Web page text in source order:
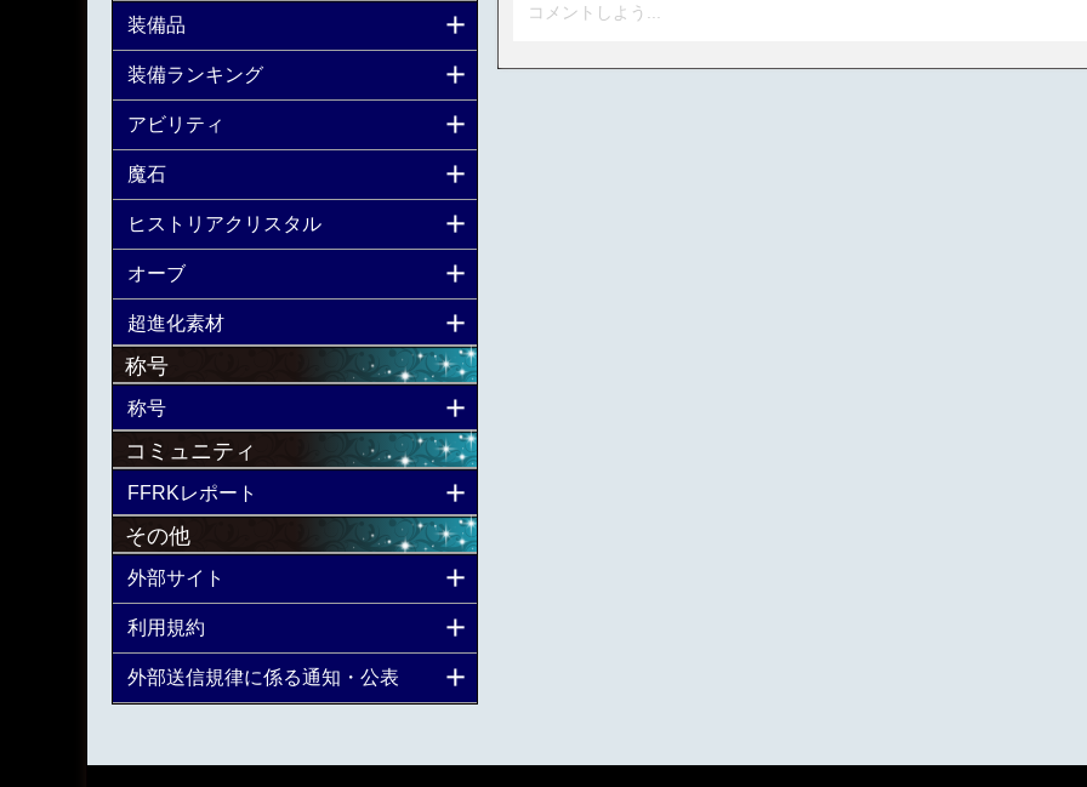
コメントしよう...
装備品
装備ランキング
アビリティ
魔石
ヒストリアクリスタル
オーブ
超進化素材
称号
称号
コミュニティ
FFRKレポート
その他
外部サイト
利用規約
外部送信規律に係る通知・公表